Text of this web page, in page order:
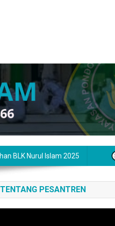
BLK Nurul Islam 2025
TENTANG PESANTREN